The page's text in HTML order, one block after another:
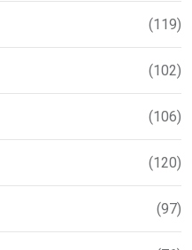
(119)
(102)
(106)
(120)
(97)